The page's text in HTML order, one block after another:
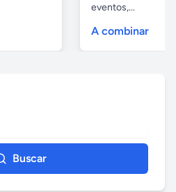
eventos,...
A combinar
Buscar